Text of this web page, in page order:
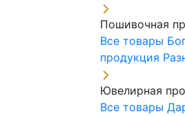
Пошивочная
Все товары
продукция
Ювелирная
Все товары